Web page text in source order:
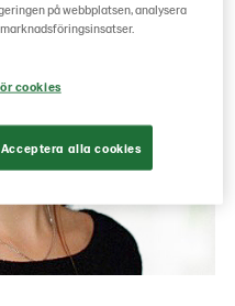
på webbplatsen, analysera
cookies
Acceptera alla cookies